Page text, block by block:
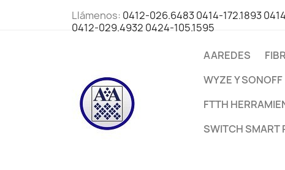
Llámenos: 0412-026.6483 0414-172.1893
0412-029.4932 0424-105.1595
AAREDES
WYZE Y SONOFF
FTTH
SWITCH SMART